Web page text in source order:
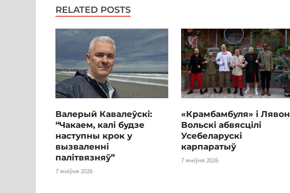
RELATED POSTS
Валерый Кавалеўскі:
“Чакаем, калі будзе
наступны крок у
вызваленні
палітвязняў”
7 жніўня 2026
«Крамбамбуля» і Лявон
Вольскі абвясцілі
Усебеларускі
карпаратыў
7 жніўня 2026